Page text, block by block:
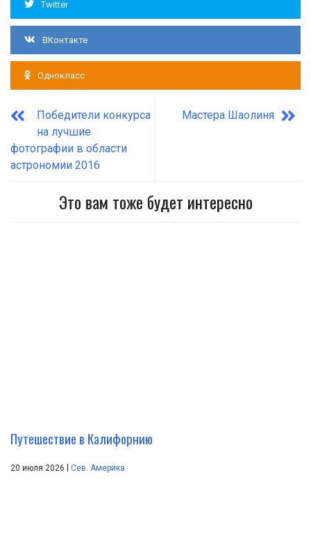
Twitter
ВКонтакте
Однокласс
Победители конкурса
на лучшие
фотографии в области
астрономии 2016
Мастера Шаолиня
Это вам тоже будет интересно
Путешествие в Калифорнию
20 июля 2026 Сев. Америка